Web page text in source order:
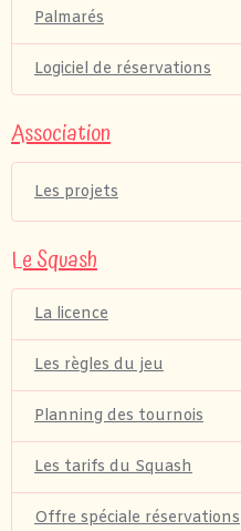
Palmarés
Logiciel de réservations
Association
Les projets
Le Squash
La licence
Les règles du jeu
Planning des tournois
Les tarifs du Squash
Offre spéciale réservations